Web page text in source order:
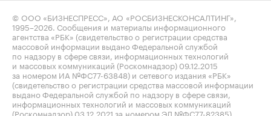
© ООО «БИЗНЕСПРЕСС», АО «РОСБИЗНЕСКОНСАЛТИНГ»,
1995–2026 . Сообщения и материалы информационного
агентства «РБК» (свидетельство о регистрации средства
массовой информации выдано Федеральной службой
по надзору в сфере связи, информационных технологий
и массовых коммуникаций (Роскомнадзор) 09.12.2015
за номером ИА №ФС77-63848) и сетевого издания «РБК»
(свидетельство о регистрации средства массовой информации
выдано Федеральной службой по надзору в сфере связи,
информационных технологий и массовых коммуникаций
(Роскомнадзор) 03.12.2021 за номером ЭЛ №ФС77-82385)